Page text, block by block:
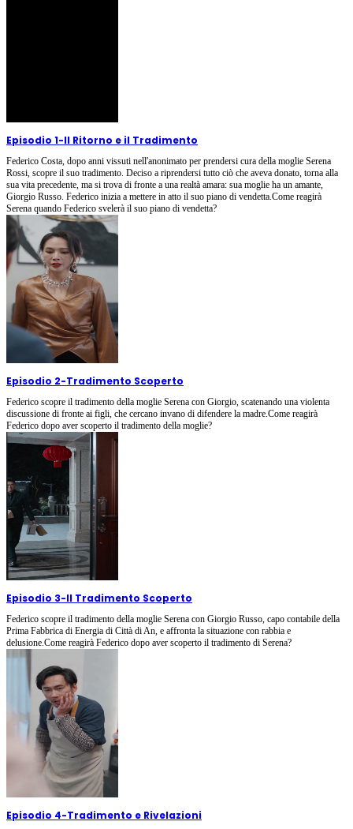
Episodio 1-Il Ritorno e il Tradimento
Federico Costa, dopo anni vissuti nell'anonimato per prendersi cura della moglie Serena
Rossi, scopre il suo tradimento. Deciso a riprendersi tutto ciò che aveva donato, torna alla
sua vita precedente, ma si trova di fronte a una realtà amara: sua moglie ha un amante,
Giorgio Russo. Federico inizia a mettere in atto il suo piano di vendetta.Come reagirà
Serena quando Federico svelerà il suo piano di vendetta?
Episodio 2-Tradimento Scoperto
Federico scopre il tradimento della moglie Serena con Giorgio, scatenando una violenta
discussione di fronte ai figli, che cercano invano di difendere la madre.Come reagirà
Federico dopo aver scoperto il tradimento della moglie?
Episodio 3-Il Tradimento Scoperto
Federico scopre il tradimento della moglie Serena con Giorgio Russo, capo contabile della
Prima Fabbrica di Energia di Città di An, e affronta la situazione con rabbia e
delusione.Come reagirà Federico dopo aver scoperto il tradimento di Serena?
Episodio 4-Tradimento e Rivelazioni